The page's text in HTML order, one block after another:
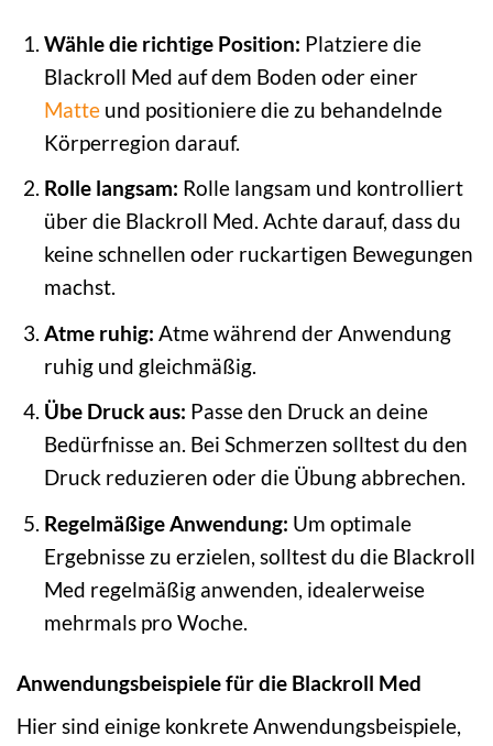
Wähle die richtige Position: Platziere die
Blackroll Med auf dem Boden oder einer
Matteund positioniere die zu behandelnde
Körperregion darauf.
Rolle langsam: Rolle langsam und kontrolliert
über die Blackroll Med. Achte darauf, dass du
keine schnellen oder ruckartigen Bewegungen
machst.
Atme ruhig: Atme während der Anwendung
ruhig und gleichmäßig.
Übe Druck aus: Passe den Druck an deine
Bedürfnisse an. Bei Schmerzen solltest du den
Druck reduzieren oder die Übung abbrechen.
Regelmäßige Anwendung: Um optimale
Ergebnisse zu erzielen, solltest du die Blackroll
Med regelmäßig anwenden, idealerweise
mehrmals pro Woche.
Anwendungsbeispiele für die Blackroll Med
Hier sind einige konkrete Anwendungsbeispiele,